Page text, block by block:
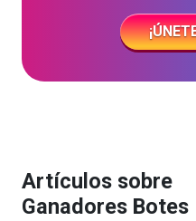
Artículos sobre
Ganadores Botes